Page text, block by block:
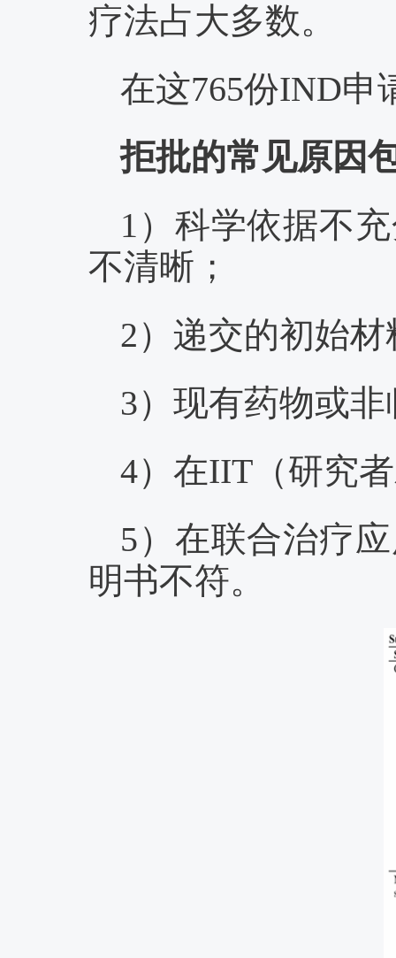
疗法占大多数。
在这765份IND申
拒批的常见原因
1）科学依据不
不清晰；
2）递交的初始
3）现有药物或
4）在IIT（研究
5）在联合治疗
明书不符。